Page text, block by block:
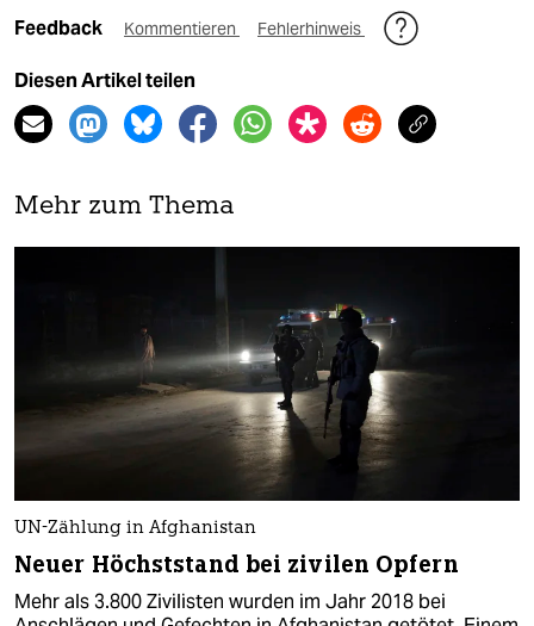
Feedback Kommentieren Fehlerhinweis
Diesen Artikel teilen
Mehr zum Thema
UN-Zählung in Afghanistan
Neuer Höchststand bei zivilen Opfern
Mehr als 3.800 Zivilisten wurden im Jahr 2018 bei